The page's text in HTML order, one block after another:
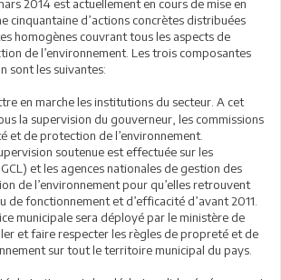
2014 est actuellement en cours de mise en
cinquantaine d’actions concrètes distribuées
homogènes couvrant tous les aspects de
de l’environnement. Les trois composantes
sont les suivantes:
en marche les institutions du secteur. A cet
la supervision du gouverneur, les commissions
et de protection de l’environnement.
soutenue est effectuée sur les
et les agences nationales de gestion des
de l’environnement pour qu’elles retrouvent
de fonctionnement et d’efficacité d’avant 2011.
municipale sera déployé par le ministère de
et faire respecter les règles de propreté et de
sur tout le territoire municipal du pays.